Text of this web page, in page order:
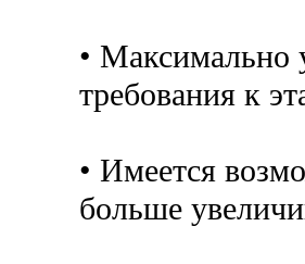
• Максимально
требования к
• Имеется
больше